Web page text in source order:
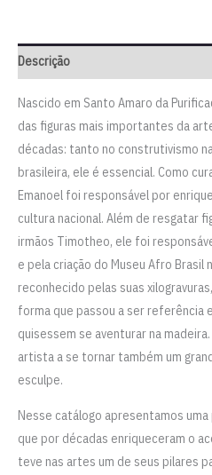
Descrição
Nascido em Santo Amaro da
das figuras mais importantes da
décadas: tanto no construtivismo
brasileira, ele é essencial. Como
Emanoel foi responsável por
cultura nacional. Além de resgatar
irmãos Timotheo, ele foi
e pela criação do Museu Afro
reconhecido pelas suas
forma que passou a ser referência
quisessem se aventurar na
artista a se tornar também um
esculpe.
Nesse catálogo apresentamos
que por décadas enriqueceram o
teve nas artes um de seus pilares